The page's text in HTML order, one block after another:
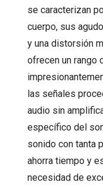
se caracterizan
cuerpo, sus
y una distorsión
ofrecen un rango
las señales
audio sin
específico del
sonido con tanta
ahorra tiempo y
necesidad de